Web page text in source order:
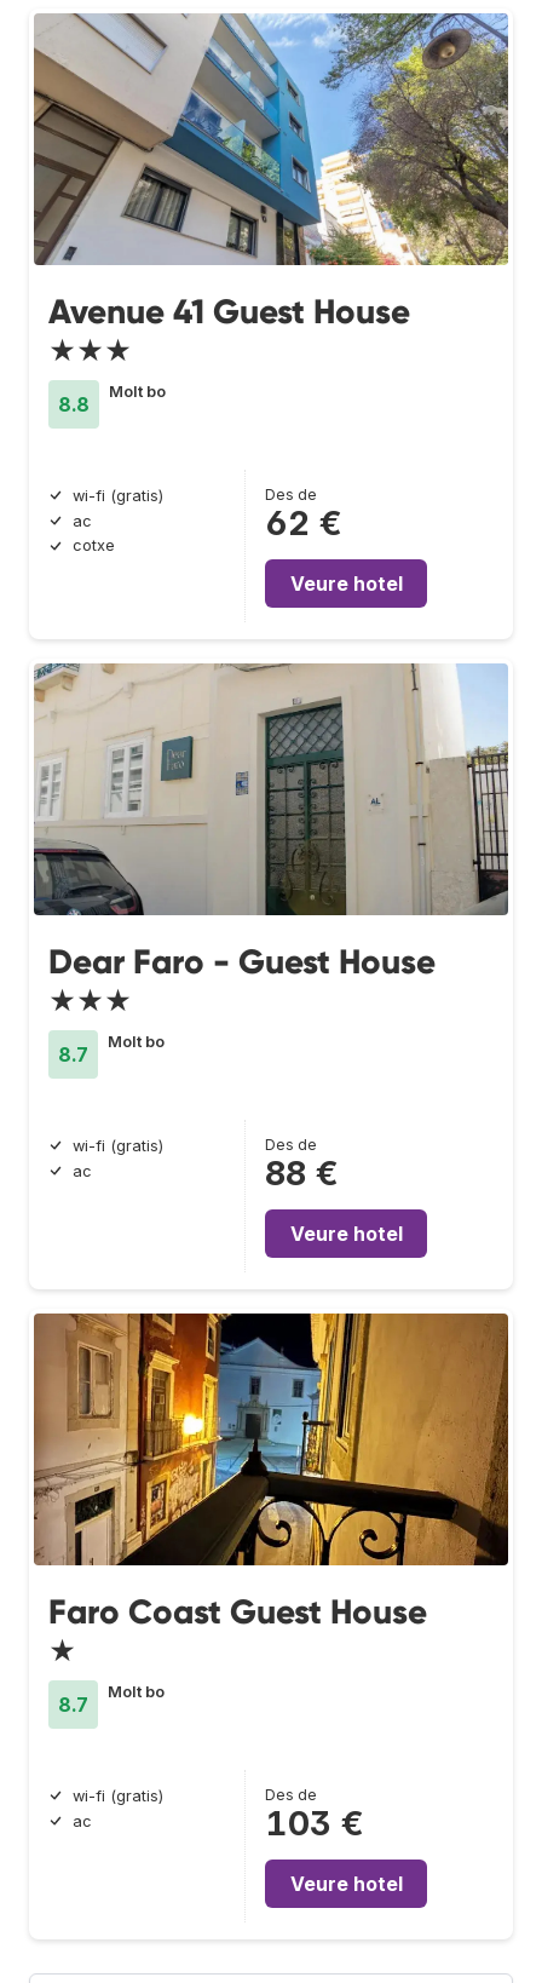
Avenue 41 Guest House
★★★
8.8
Molt bo
wi-fi (gratis)
ac
cotxe
Des de
62 €
Veure hotel
Dear Faro - Guest House
★★★
8.7
Molt bo
wi-fi (gratis)
ac
Des de
88 €
Veure hotel
Faro Coast Guest House
★
8.7
Molt bo
wi-fi (gratis)
ac
Des de
103 €
Veure hotel